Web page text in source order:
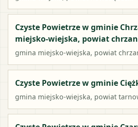
Czyste Powietrze w gminie
miejsko-wiejska, powiat
gmina miejsko-wiejska, powiat
Czyste Powietrze w gminie
gmina miejsko-wiejska, powiat